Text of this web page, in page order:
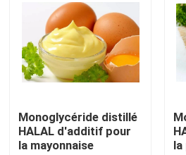
Demandez une citation
Émulsifiant alimentaire E471
Émulsifiants alimentaires
Monoglycéride distillé
HALAL d'additif pour
la mayonnaise
la